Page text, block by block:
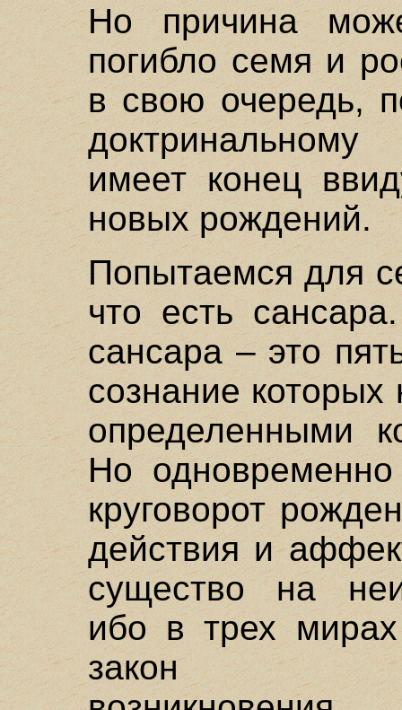
Но причина
погибло семя и
в свою очередь,
имеет конец
новых рождений.
Попытаемся для
что есть
сансара – это
сознание
определенными
Но
круговорот
действия и
существо на
ибо в трех мирах
закон